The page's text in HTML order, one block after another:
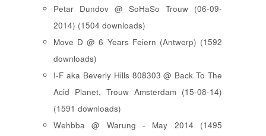
Petar Dundov @ SoHaSo Trouw (06-09-
2014) (1504 downloads)
Move D @ 6 Years Feiern (Antwerp) (1592
downloads)
I-F aka Beverly Hills 808303 @ Back To The
Acid Planet, Trouw Amsterdam (15-08-14)
(1591 downloads)
Wehbba @ Warung - May 2014 (1495